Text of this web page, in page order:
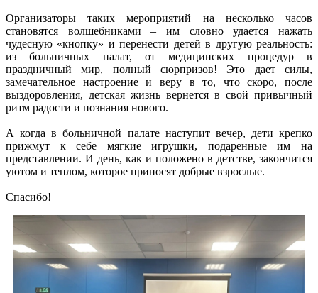
Организаторы таких мероприятий на несколько часов
становятся волшебниками – им словно удается нажать
чудесную «кнопку» и перенести детей в другую реальность:
из больничных палат, от медицинских процедур в
праздничный мир, полный сюрпризов! Это дает силы,
замечательное настроение и веру в то, что скоро, после
выздоровления, детская жизнь вернется в свой привычный
ритм радости и познания нового.
А когда в больничной палате наступит вечер, дети крепко
прижмут к себе мягкие игрушки, подаренные им на
представлении. И день, как и положено в детстве, закончится
уютом и теплом, которое приносят добрые взрослые.
Спасибо!